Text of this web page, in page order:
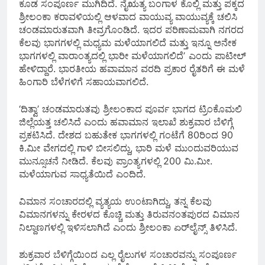
ಕೂಡ ಸಂಪೂರ್ಣ ಮುಗಿದಿದೆ. ನೈಋತ್ಯ ಬಂಗಾಳ ಕೊಲ್ಲಿ ಮತ್ತು ಪಕ್ಕದ
ಶ್ರೀಲಂಕಾ ಕರಾವಳಿಯಲ್ಲಿ ಆಳವಾದ ವಾಯುವ್ಯ ವಾಯುವ್ಯಕ್ಕೆ ಚಲಿಸಿ
ಚಂಡಮಾರುತವಾಗಿ ತೀವ್ರಗೊಂಡಿದೆ. ಇದರ ಪರಿಣಾಮವಾಗಿ ನಗರದ
ಕೆಲವು ಭಾಗಗಳಲ್ಲಿ ಮಧ್ಯಮ ಮಳೆಯಾಗಲಿದೆ ಮತ್ತು ಇನ್ನೂ ಅನೇಕ
ಭಾಗಗಳಲ್ಲಿ ವಾರಾಂತ್ಯದಲ್ಲಿ ಭಾರೀ ಮಳೆಯಾಗಲಿದೆʼ ಎಂದು ಪಾಟೀಲ್
ಹೇಳಿದ್ದಾರೆ. ಭಾರತೀಯ ಹವಾಮಾನ ವರದಿ ಪ್ರಕಾರ ರೈತರಿಗೆ ಈ ಮಳೆ
ಹಿಂಗಾರಿ ಬೆಳೆಗಳಿಗೆ ಸಹಾಯವಾಗಲಿದೆ.
‘ದಿತ್ವಾ’ ಚಂಡಮಾರುತವು ಶ್ರೀಲಂಕಾದ ಪೂರ್ವ ಭಾಗದ ಟ್ರಿಂಕೊಮಲಿ
ಜಿಲ್ಲೆಯತ್ತ ಚಲಿಸಿದೆ ಎಂದು ಹವಾಮಾನ ಇಲಾಖೆ ಶುಕ್ರವಾರ ಬೆಳಿಗ್ಗೆ
ಪ್ರಕಟಿಸಿದೆ. ದೇಶದ ಬಹುತೇಕ ಭಾಗಗಳಲ್ಲಿ ಗಂಟೆಗೆ 80ರಿಂದ 90
ಕಿ.ಮೀ ವೇಗದಲ್ಲಿ ಗಾಳಿ ಬೀಸಲಿದ್ದು, ಭಾರಿ ಮಳೆ ಮುಂದುವರಿಯುವ
ಮುನ್ಸೂಚನೆ ನೀಡಿದೆ. ಕೆಲವು ಪ್ರಾಂತ್ಯಗಳಲ್ಲಿ 200 ಮಿ.ಮೀ.
ಮಳೆಯಾಗುವ ಸಾಧ್ಯತೆಯಿದೆ ಎಂದಿದೆ.
ವಿಮಾನ ಸಂಚಾರದಲ್ಲಿ ವ್ಯತ್ಯಯ ಉಂಟಾಗಿದ್ದು, ತನ್ನ ಕೆಲವು
ವಿಮಾನಗಳನ್ನು ಕೇರಳದ ಕೊಚ್ಚಿ ಮತ್ತು ತಿರುವನಂತಪುರದ ವಿಮಾನ
ನಿಲ್ದಾಣಗಳಲ್ಲಿ ಇಳಿಸಲಾಗಿದೆ ಎಂದು ಶ್ರೀಲಂಕಾ ಏರ್‌ಲೈನ್ಸ್‌ ತಿಳಿಸಿದೆ.
ಶುಕ್ರವಾರ ಬೆಳಿಗ್ಗೆಯಿಂದ ಎಲ್ಲ ರೈಲುಗಳ ಸಂಚಾರವನ್ನು ಸಂಪೂರ್ಣ